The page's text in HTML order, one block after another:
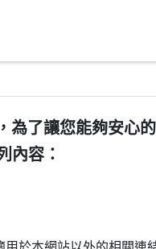
為了讓您能夠安心
內容：